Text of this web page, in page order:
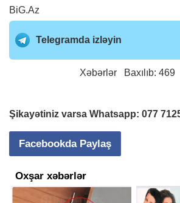
BiG.Az
Telegramda izləyin
Xəbərlər Baxılıb:
Şikayətiniz varsa Whatsapp: 077
Facebookda Paylaş
Oxşar xəbərlər